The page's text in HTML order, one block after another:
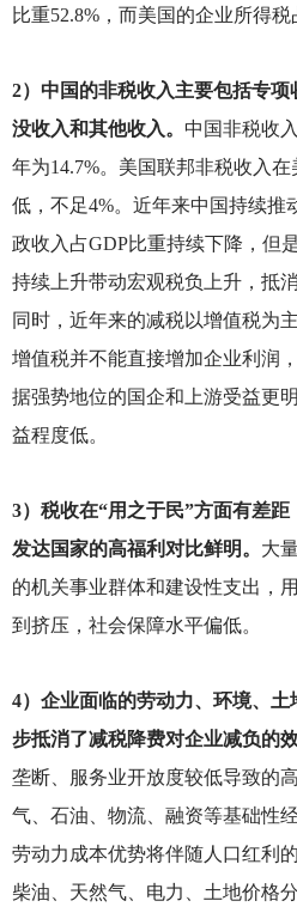
比重52.8%，而美国的企业所得税
2）中国的非税收入主要包括专
没收入和其他收入。 中国非税收
年为14.7%。美国联邦非税收入
低，不足4%。近年来中国持续推
政收入占GDP比重持续下降，但
持续上升带动宏观税负上升，抵
同时，近年来的减税以增值税为
增值税并不能直接增加企业利润
据强势地位的国企和上游受益更
益程度低。
3）税收在“用之于民”方面有差
发达国家的高福利对比鲜明。 大
的机关事业群体和建设性支出，
到挤压，社会保障水平偏低。
4）企业面临的劳动力、环境、
步抵消了减税降费对企业减负的效
垄断、服务业开放度较低导致的
气、石油、物流、融资等基础性
劳动力成本优势将伴随人口红利
柴油、天然气、电力、土地价格